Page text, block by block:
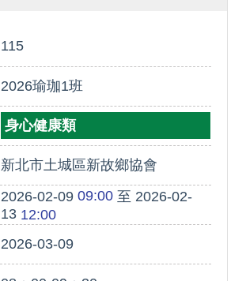
115
2026瑜珈1班
身心健康類
新北市土城區新故鄉協會
2026-02-0909:00至 2026-02-
1312:00
2026-03-09